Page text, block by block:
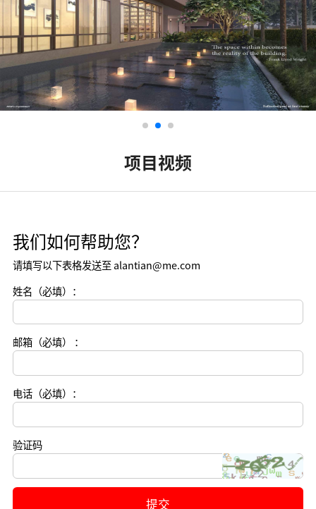
项目视频
我们如何帮助您？
请填写以下表格发送至 alantian@me.com
姓名（必填）：
邮箱（必填） ：
电话（必填）：
验证码